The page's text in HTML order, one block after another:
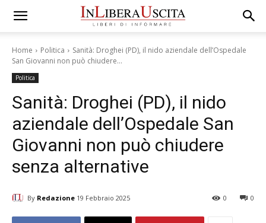
Home Politica
Sanità: Droghei (PD), il nido aziendale dell’Ospedale
San Giovanni non può chiudere...
Politica
Sanità: Droghei (PD), il nido
aziendale dell’Ospedale San
Giovanni non può chiudere
senza alternative
By Redazione 19 Febbraio 2025 0
0